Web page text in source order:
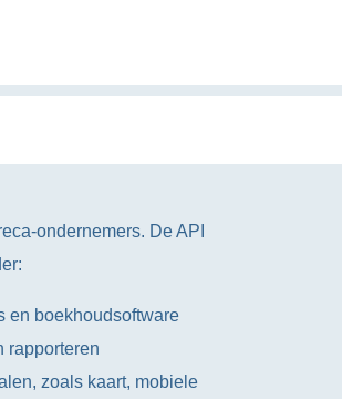
ondernemers. De API
en boekhoudsoftware
rapporteren
zoals kaart, mobiele